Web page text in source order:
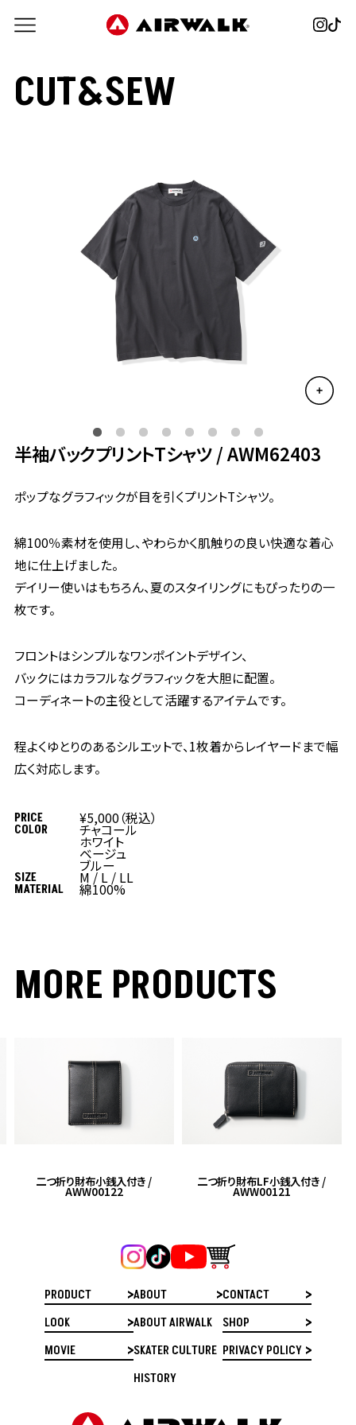
CUT&SEW
半袖バックプリントTシャツ AWM62403
ポップなグラフィックが目を引くプリントTシャツ。
綿100％素材を使用し、やわらかく肌触りの良い快適な着心
地に仕上げました。
デイリー使いはもちろん、夏のスタイリングにもぴったりの一
枚です。
フロントはシンプルなワンポイントデザイン、
バックにはカラフルなグラフィックを大胆に配置。
コーディネートの主役として活躍するアイテムです。
程よくゆとりのあるシルエットで、1枚着からレイヤードまで幅
広く対応します。
PRICE ¥5,000（税込）
COLOR チャコール
ホワイト
ベージュ
ブルー
SIZE M / L / LL
MATERIAL 綿100%
MORE PRODUCTS
二つ折り財布小銭入付き /
AWW00122
二つ折り財布LF小銭入付き /
AWW00121
PRODUCT
LOOK
MOVIE
ABOUT
ABOUT AIRWALK
SKATER CULTURE
HISTORY
CONTACT
SHOP
PRIVACY POLICY